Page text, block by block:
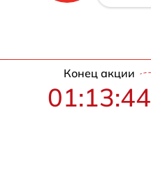
Конец акции
01:13:43